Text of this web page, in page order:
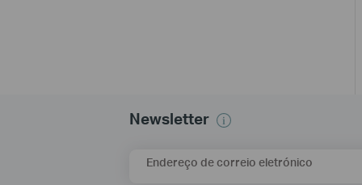
Newsletter
Endereço de correio eletrónico